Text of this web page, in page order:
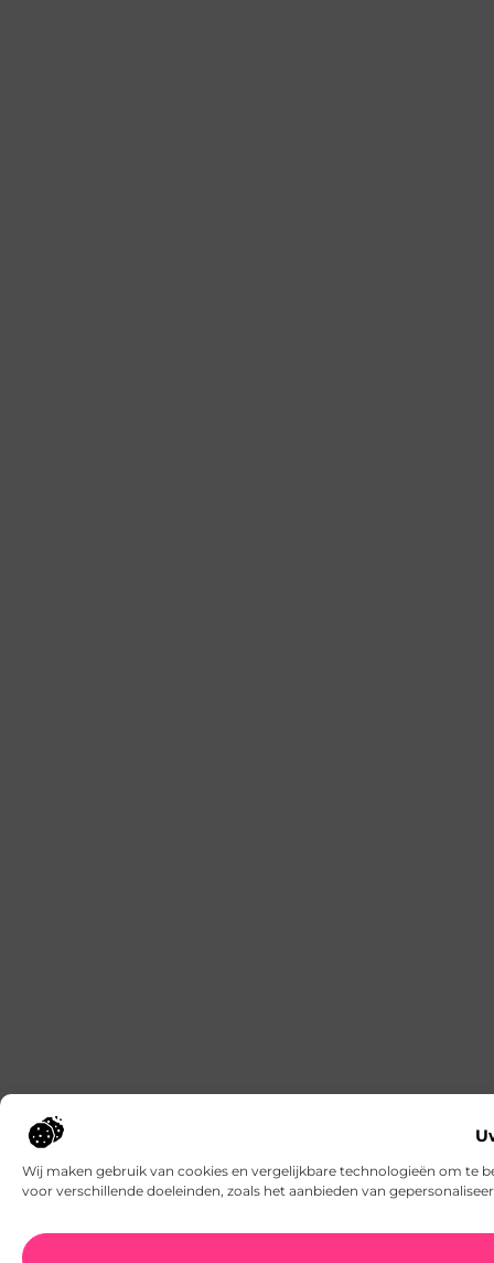
Wij maken gebruik van cookies en vergelijkbare technologieën om te
voor verschillende doeleinden, zoals het aanbieden van